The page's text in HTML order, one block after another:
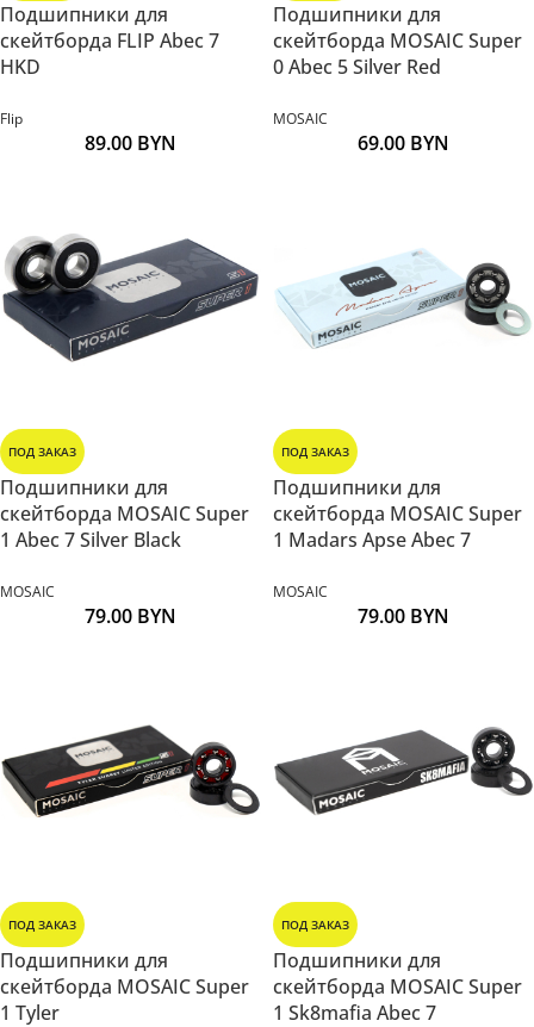
Подшипники для
скейтборда FLIP Abec 7
HKD
Flip
89.00 BYN
Подшипники для
скейтборда MOSAIC Super
0 Abec 5 Silver Red
MOSAIC
69.00 BYN
ПОД ЗАКАЗ
Подшипники для
скейтборда MOSAIC Super
1 Abec 7 Silver Black
MOSAIC
79.00 BYN
ПОД ЗАКАЗ
Подшипники для
скейтборда MOSAIC Super
1 Madars Apse Abec 7
MOSAIC
79.00 BYN
ПОД ЗАКАЗ
Подшипники для
скейтборда MOSAIC Super
1 Tyler
ПОД ЗАКАЗ
Подшипники для
скейтборда MOSAIC Super
1 Sk8mafia Abec 7